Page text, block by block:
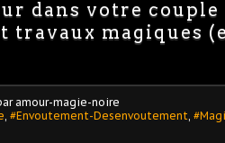
dans votre
travaux magiques
amour-magie-noire
#Envoutement-Desenvoutement